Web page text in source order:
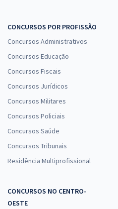
CONCURSOS POR PROFISSÃO
Concursos Administrativos
Concursos Educação
Concursos Fiscais
Concursos Jurídicos
Concursos Militares
Concursos Policiais
Concursos Saúde
Concursos Tribunais
Residência Multiprofissional
CONCURSOS NO CENTRO-
OESTE